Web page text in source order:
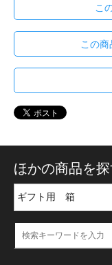
こ
この
ほかの商品を